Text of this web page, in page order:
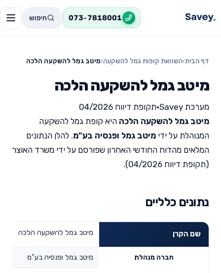
073-7818001 חיפוש
דף הבית›השוואת קופות גמל להשקעה›מיטב גמל להשקעה הלכה
מיטב גמל להשקעה הלכה
מערכת Savey •תקופת דיווח 04/2026
מיטב גמל להשקעה הלכה היא קופת גמל להשקעה
המנוהלת על ידי מיטב גמל ופנסיה בע"מ. להלן הנתונים
המלאים מהדוח החודשי האחרון שפורסם על ידי משרד האוצר
(תקופת דיווח 04/2026).
נתונים כלליים
שם הקרן מיטב גמל להשקעה הלכה
חברה מנהלת מיטב גמל ופנסיה בע"מ